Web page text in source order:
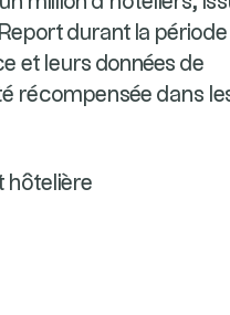
durant la
et leurs données de
récompensée dans
hôtelière